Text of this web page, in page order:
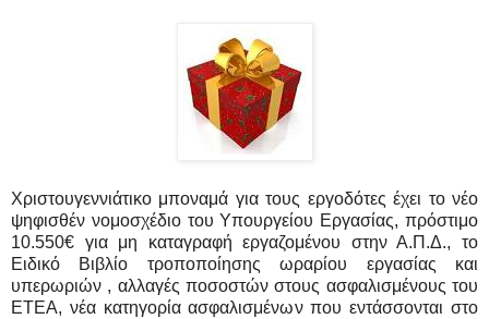
Χριστουγεννιάτικο μποναμά για τους εργοδότες έχει το νέο
ψηφισθέν νομοσχέδιο του Υπουργείου Εργασίας, πρόστιμο
10.550€ για μη καταγραφή εργαζομένου στην Α.Π.Δ., το
Ειδικό Βιβλίο τροποποίησης ωραρίου εργασίας και
υπερωριών , αλλαγές ποσοστών στους ασφαλισμένους του
ΕΤΕΑ, νέα κατηγορία ασφαλισμένων που εντάσσονται στο